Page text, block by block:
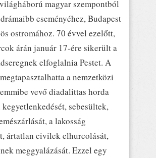
magyar szempontból
eseményéhez, Budapest
ostromához. 70 évvel ezelőtt,
árán január 17-ére sikerült a
elfoglalnia Pestet. A
a nemzetközi
vevő diadalittas horda
sebesültek,
a lakosság
ártatlan civilek elhurcolását,
meggyalázását. Ezzel egy